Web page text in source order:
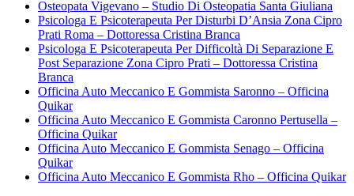
Osteopata Vigevano – Studio Di Osteopatia Santa Giuliana
Psicologa E Psicoterapeuta Per Disturbi D’Ansia Zona Cipro
Prati Roma – Dottoressa Cristina Branca
Psicologa E Psicoterapeuta Per Difficoltà Di Separazione E
Post Separazione Zona Cipro Prati – Dottoressa Cristina
Branca
Officina Auto Meccanico E Gommista Saronno – Officina
Quikar
Officina Auto Meccanico E Gommista Caronno Pertusella –
Officina Quikar
Officina Auto Meccanico E Gommista Senago – Officina
Quikar
Officina Auto Meccanico E Gommista Rho – Officina Quikar